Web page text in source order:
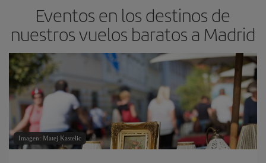
Eventos en los destinos de
nuestros vuelos baratos a Madrid
Imagen: Matej Kastelic